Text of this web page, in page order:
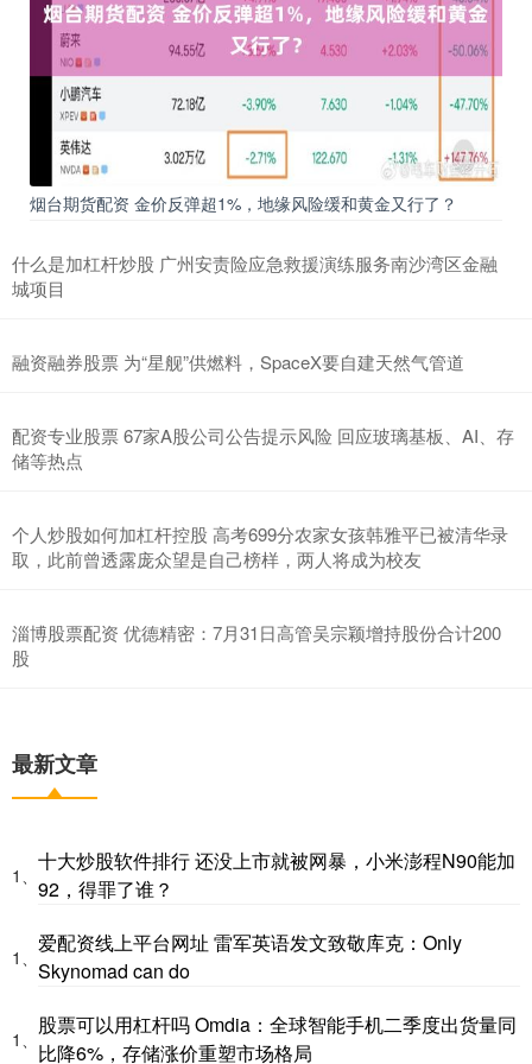
烟台期货配资 金价反弹超1%，地缘风险缓和黄金又行了？
什么是加杠杆炒股 广州安责险应急救援演练服务南沙湾区金融
城项目
融资融券股票 为“星舰”供燃料，SpaceX要自建天然气管道
配资专业股票 67家A股公司公告提示风险 回应玻璃基板、AI、存
储等热点
个人炒股如何加杠杆控股 高考699分农家女孩韩雅平已被清华录
取，此前曾透露庞众望是自己榜样，两人将成为校友
淄博股票配资 优德精密：7月31日高管吴宗颖增持股份合计200
股
最新文章
1、
十大炒股软件排行 还没上市就被网暴，小米澎程N90能加
92，得罪了谁？
1、
爱配资线上平台网址 雷军英语发文致敬库克：Only
Skynomad can do
1、
股票可以用杠杆吗 Omdia：全球智能手机二季度出货量同
比降6%，存储涨价重塑市场格局